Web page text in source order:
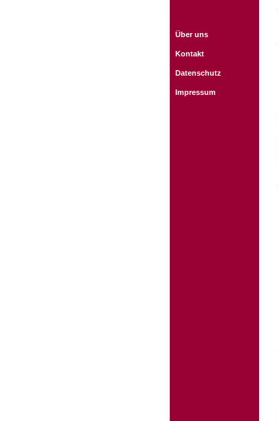
Über uns
Kontakt
Datenschutz
Impressum